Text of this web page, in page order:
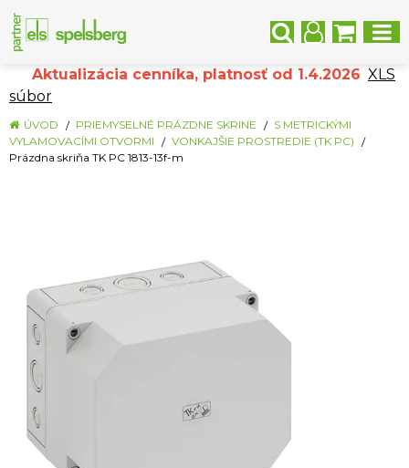
Aktualizácia cenníka, platnosť od 1.4.2026 XLS
súbor
ÚVOD PRIEMYSELNÉ PRÁZDNE SKRINE
S METRICKÝMI
VYLAMOVACÍMI OTVORMI
VONKAJŠIE PROSTREDIE (TK PC)
Prázdna skriňa TK PC 1813-13f-m